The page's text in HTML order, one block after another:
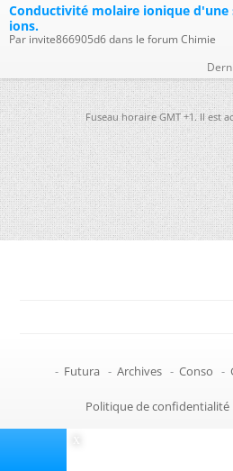
Conductivité molaire ionique
ions.
Par invite866905d6 dans le forum Chimie
Fuseau horaire GMT +1. Il est
- Futura - Archives - Conso -
Politique de confidentialité